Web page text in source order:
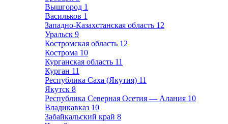
Вышгород 1
Васильков 1
Западно-Казахстанская область 12
Уральск 9
Костромская область 12
Кострома 10
Курганская область 11
Курган 11
Республика Саха (Якутия) 11
Якутск 8
Республика Северная Осетия — Алания 10
Владикавказ 10
Забайкальский край 8